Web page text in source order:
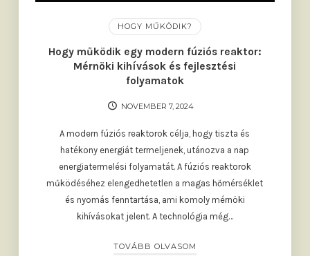
HOGY MŰKÖDIK?
Hogy működik egy modern fúziós reaktor:
Mérnöki kihívások és fejlesztési
folyamatok
NOVEMBER 7, 2024
A modern fúziós reaktorok célja, hogy tiszta és
hatékony energiát termeljenek, utánozva a nap
energiatermelési folyamatát. A fúziós reaktorok
működéséhez elengedhetetlen a magas hőmérséklet
és nyomás fenntartása, ami komoly mérnöki
kihívásokat jelent. A technológia még…
TOVÁBB OLVASOM